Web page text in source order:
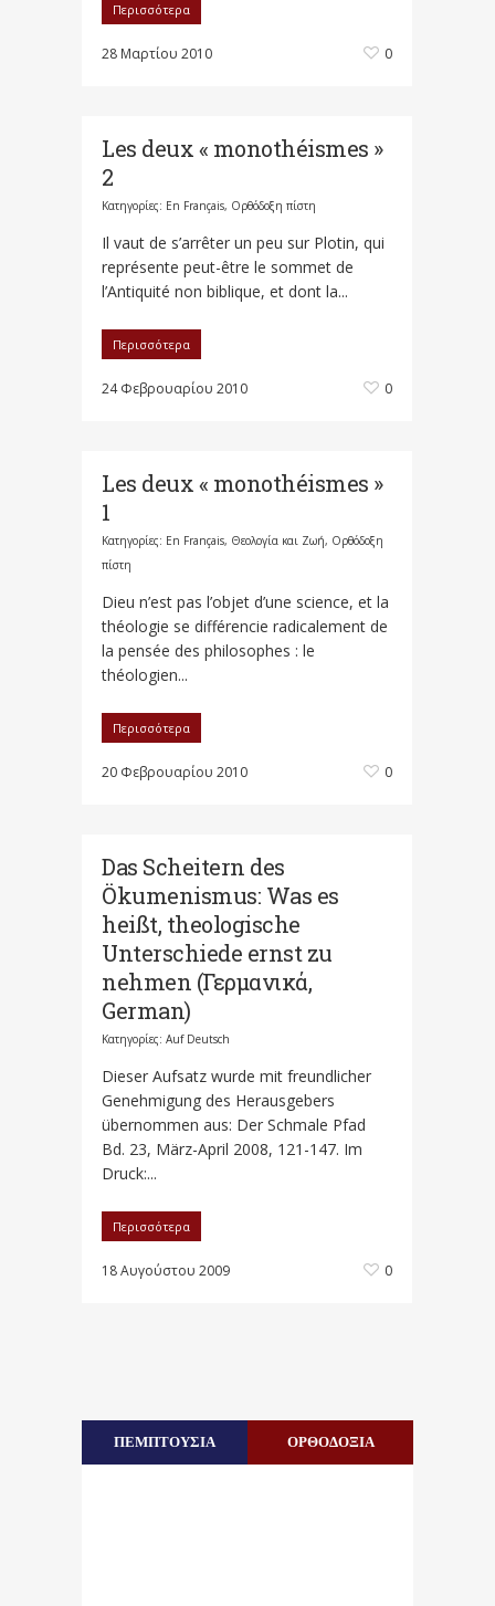
Περισσότερα
28 Μαρτίου 2010 0
Les deux « monothéismes »
2
Κατηγορίες: En Français, Ορθόδοξη πίστη
Il vaut de s’arrêter un peu sur Plotin, qui
représente peut-être le sommet de
l’Antiquité non biblique, et dont la...
Περισσότερα
24 Φεβρουαρίου 2010 0
Les deux « monothéismes »
1
Κατηγορίες: En Français, Θεολογία και Ζωή, Ορθόδοξη
πίστη
Dieu n’est pas l’objet d’une science, et la
théologie se différencie radicalement de
la pensée des philosophes : le
théologien...
Περισσότερα
20 Φεβρουαρίου 2010 0
Das Scheitern des
Ökumenismus: Was es
heißt, theologische
Unterschiede ernst zu
nehmen (Γερμανικά,
German)
Κατηγορίες: Auf Deutsch
Dieser Aufsatz wurde mit freundlicher
Genehmigung des Herausgebers
übernommen aus: Der Schmale Pfad
Bd. 23, März-April 2008, 121-147. Im
Druck:...
Περισσότερα
18 Αυγούστου 2009 0
ΠΕΜΠΤΟΥΣΙΑ ΟΡΘΟΔΟΞΙΑ